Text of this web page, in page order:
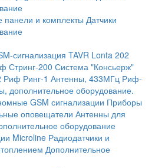
панели и комплекты Датчики
сигнализация TAVR Lonta 202
Стринг-200 Система "Консьерж"
Риф Ринг-1 Антенны, 433МГц Риф-
дополнительное оборудование.
GSM сигнализации Приборы
оповещатели Антенны для
оборудование
Microline Радиодатчики и
Дополнительное